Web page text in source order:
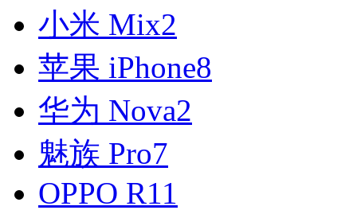
小米 Mix2
苹果 iPhone8
华为 Nova2
魅族 Pro7
OPPO R11